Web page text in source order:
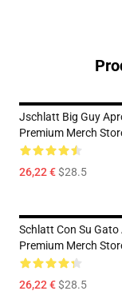
Jschlatt Big Guy
Premium Merch
26,22 €$28.5
Schlatt Con Su Gato
Premium Merch
26,22 €$28.5